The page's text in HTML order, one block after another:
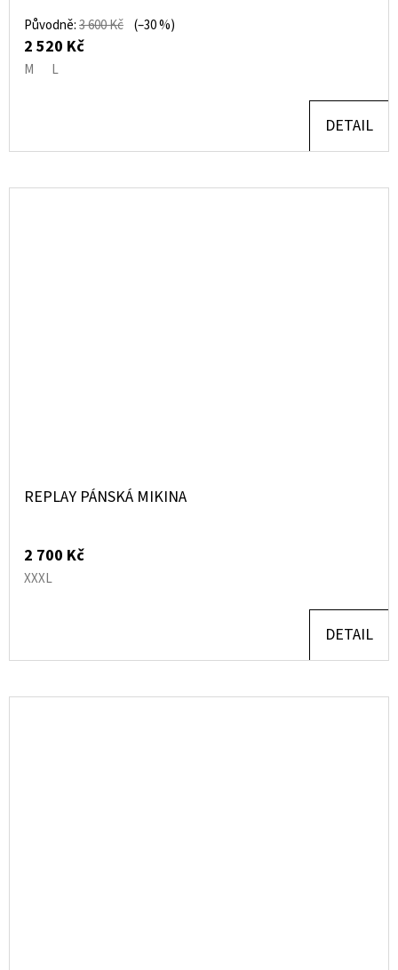
Původně:3 600 Kč (–30 %)
2 520 Kč
M L
DETAIL
REPLAY PÁNSKÁ MIKINA
2 700 Kč
XXXL
DETAIL